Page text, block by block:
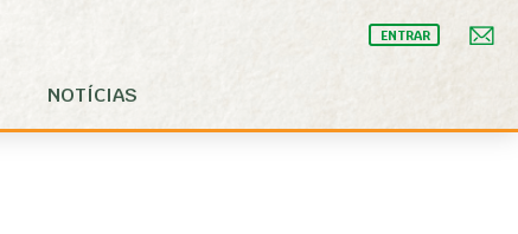
ENTRAR
NOTÍCIAS